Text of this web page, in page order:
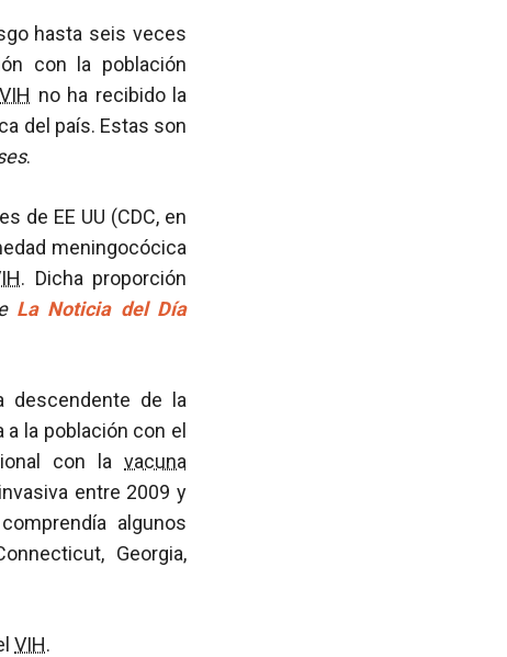
hasta seis veces
con la población
VIH no ha recibido la
del país. Estas son
.
de EE UU (CDC, en
meningocócica
. Dicha proporción
La Noticia del Día
descendente de la
la población con el
con la vacuna
entre 2009 y
algunos
Georgia,
VIH.